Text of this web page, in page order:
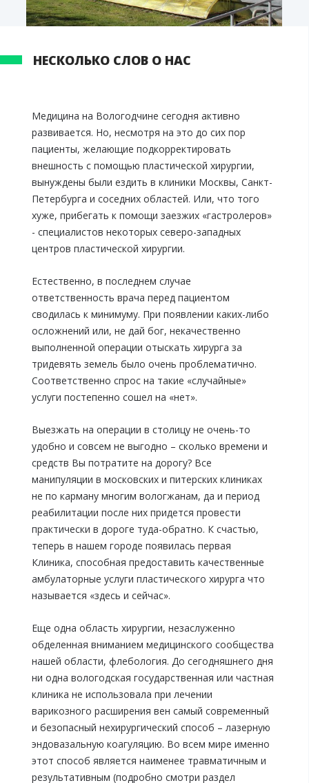
НЕСКОЛЬКО СЛОВ О НАС
Медицина на Вологодчине сегодня активно
развивается. Но, несмотря на это до сих пор
пациенты, желающие подкорректировать
внешность с помощью пластической хирургии,
вынуждены были ездить в клиники Москвы, Санкт-
Петербурга и соседних областей. Или, что того
хуже, прибегать к помощи заезжих «гастролеров»
- специалистов некоторых северо-западных
центров пластической хирургии.
Естественно, в последнем случае
ответственность врача перед пациентом
сводилась к минимуму. При появлении каких-либо
осложнений или, не дай бог, некачественно
выполненной операции отыскать хирурга за
тридевять земель было очень проблематично.
Соответственно спрос на такие «случайные»
услуги постепенно сошел на «нет».
Выезжать на операции в столицу не очень-то
удобно и совсем не выгодно – сколько времени и
средств Вы потратите на дорогу? Все
манипуляции в московских и питерских клиниках
не по карману многим вологжанам, да и период
реабилитации после них придется провести
практически в дороге туда-обратно. К счастью,
теперь в нашем городе появилась первая
Клиника, способная предоставить качественные
амбулаторные услуги пластического хирурга что
называется «здесь и сейчас».
Еще одна область хирургии, незаслуженно
обделенная вниманием медицинского сообщества
нашей области, флебология. До сегодняшнего дня
ни одна вологодская государственная или частная
клиника не использовала при лечении
варикозного расширения вен самый современный
и безопасный нехирургический способ – лазерную
эндовазальную коагуляцию. Во всем мире именно
этот способ является наименее травматичным и
результативным (подробно смотри раздел